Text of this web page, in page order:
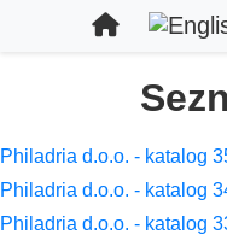
Philadria d.o.o. - katalog
Philadria d.o.o. - katalog
Philadria d.o.o. - katalog